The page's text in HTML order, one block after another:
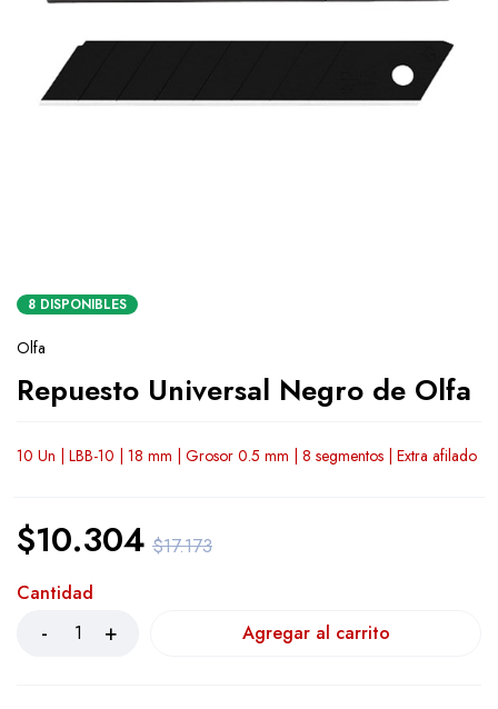
8 DISPONIBLES
Olfa
Repuesto Universal Negro de Olfa
10 Un | LBB-10 | 18 mm | Grosor 0.5 mm | 8 segmentos | Extra afilado
$17.173
$10.304
Cantidad
Agregar al carrito